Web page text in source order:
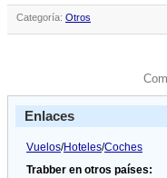
Categoría: Otros
Enlaces
Vuelos/Hoteles/Coches
Trabber en otros países: